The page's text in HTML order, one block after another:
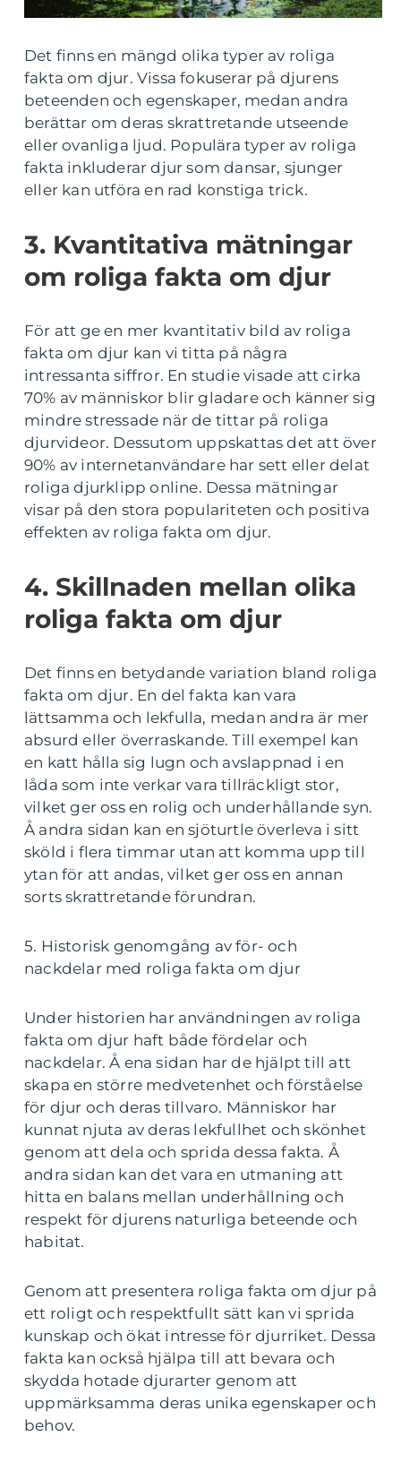
Det finns en mängd olika typer av roliga
fakta om djur. Vissa fokuserar på djurens
beteenden och egenskaper, medan andra
berättar om deras skrattretande utseende
eller ovanliga ljud. Populära typer av roliga
fakta inkluderar djur som dansar, sjunger
eller kan utföra en rad konstiga trick.
3. Kvantitativa mätningar
om roliga fakta om djur
För att ge en mer kvantitativ bild av roliga
fakta om djur kan vi titta på några
intressanta siffror. En studie visade att cirka
70% av människor blir gladare och känner sig
mindre stressade när de tittar på roliga
djurvideor. Dessutom uppskattas det att över
90% av internetanvändare har sett eller delat
roliga djurklipp online. Dessa mätningar
visar på den stora populariteten och positiva
effekten av roliga fakta om djur.
4. Skillnaden mellan olika
roliga fakta om djur
Det finns en betydande variation bland roliga
fakta om djur. En del fakta kan vara
lättsamma och lekfulla, medan andra är mer
absurd eller överraskande. Till exempel kan
en katt hålla sig lugn och avslappnad i en
låda som inte verkar vara tillräckligt stor,
vilket ger oss en rolig och underhållande syn.
Å andra sidan kan en sjöturtle överleva i sitt
sköld i flera timmar utan att komma upp till
ytan för att andas, vilket ger oss en annan
sorts skrattretande förundran.
5. Historisk genomgång av för- och
nackdelar med roliga fakta om djur
Under historien har användningen av roliga
fakta om djur haft både fördelar och
nackdelar. Å ena sidan har de hjälpt till att
skapa en större medvetenhet och förståelse
för djur och deras tillvaro. Människor har
kunnat njuta av deras lekfullhet och skönhet
genom att dela och sprida dessa fakta. Å
andra sidan kan det vara en utmaning att
hitta en balans mellan underhållning och
respekt för djurens naturliga beteende och
habitat.
Genom att presentera roliga fakta om djur på
ett roligt och respektfullt sätt kan vi sprida
kunskap och ökat intresse för djurriket. Dessa
fakta kan också hjälpa till att bevara och
skydda hotade djurarter genom att
uppmärksamma deras unika egenskaper och
behov.